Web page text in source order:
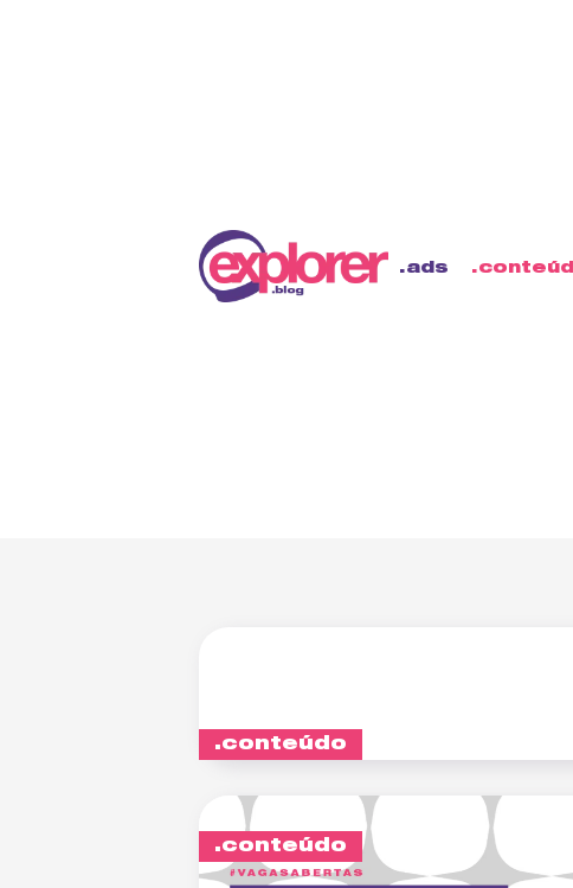
ads
Partner
ano
conteúdo
conteúdo